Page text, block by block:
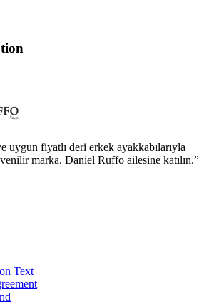
uygun fiyatlı deri erkek ayakkabılarıyla
marka. Daniel Ruffo ailesine katılın.”
Text